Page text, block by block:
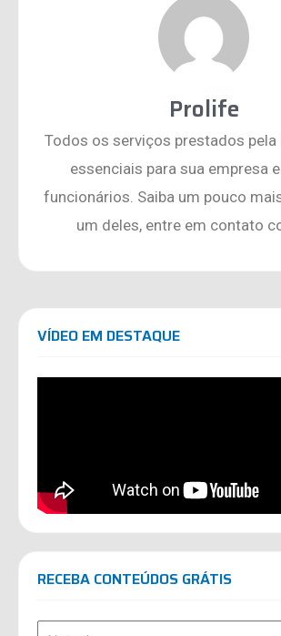
Prolife
Todos os serviços prestados pela
essenciais para sua empresa
funcionários. Saiba um pouco
um deles, entre em contato
VÍDEO EM DESTAQUE
RECEBA CONTEÚDOS GRÁTIS